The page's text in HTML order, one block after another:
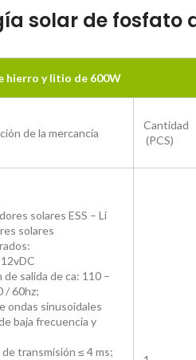
solar de fosfato
hierro y litio de 600W
de la mercancía
Cantidad
(PCS)
solares ESS – Li
solares
de salida de ca: 110 –
/ 60hz;
ondas sinusoidales
baja frecuencia y
transmisión ≤ 4 ms;